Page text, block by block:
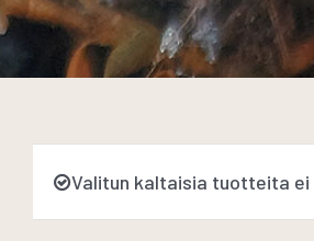
Valitun kaltaisia tuotteita